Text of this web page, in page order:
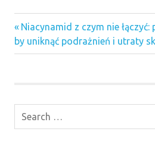
Nawigacja
wpisu
Previous
Post:
Niacynamid z czym nie łączyć:
by uniknąć podrażnień i utraty